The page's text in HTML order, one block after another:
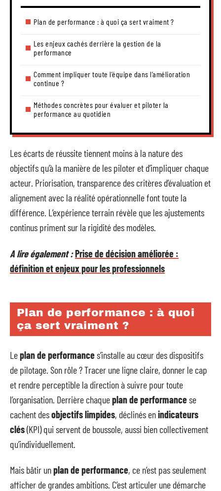
Plan de performance : à quoi ça sert vraiment ?
Les enjeux cachés derrière la gestion de la
performance
Comment impliquer toute l’équipe dans l’amélioration
continue ?
Méthodes concrètes pour évaluer et piloter la
performance au quotidien
Les écarts de réussite tiennent moins à la nature des
objectifs qu’à la manière de les piloter et d’impliquer chaque
acteur. Priorisation, transparence des critères d’évaluation et
alignement avec la réalité opérationnelle font toute la
différence. L’expérience terrain révèle que les ajustements
continus priment sur la rigidité des modèles.
A lire également :Prise de décision améliorée :
définition et enjeux pour les professionnels
Plan de performance : à quoi
ça sert vraiment ?
Leplan de performances’installe au cœur des dispositifs
de pilotage. Son rôle ? Tracer une ligne claire, donner le cap
et rendre perceptible la direction à suivre pour toute
l’organisation. Derrière chaqueplan de performancese
cachent desobjectifs limpides, déclinés enindicateurs
clés(KPI) qui servent de boussole, aussi bien collectivement
qu’individuellement.
Mais bâtir unplan de performance, ce n’est pas seulement
afficher de grandes ambitions. C’est articuler une démarche